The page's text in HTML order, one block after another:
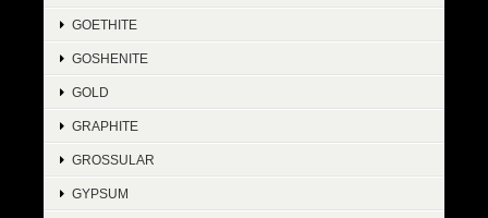
GOETHITE
GOSHENITE
GOLD
GRAPHITE
GROSSULAR
GYPSUM